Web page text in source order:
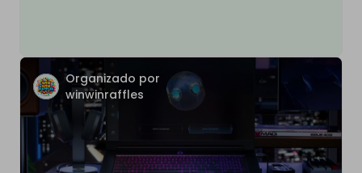
Organizado por
winwinraffles